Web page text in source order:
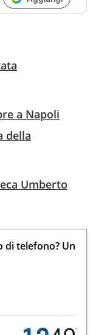
a Napoli
della
Umberto
di telefono? Un